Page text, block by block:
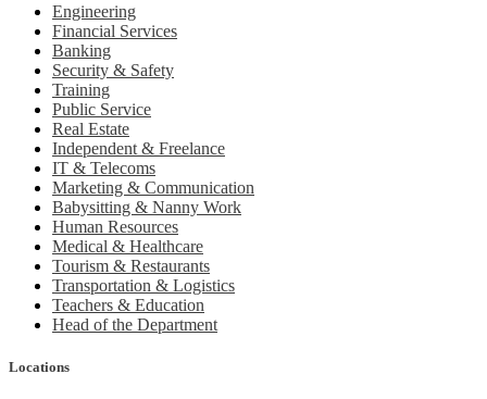
Engineering
Financial Services
Banking
Security & Safety
Training
Public Service
Real Estate
Independent & Freelance
IT & Telecoms
Marketing & Communication
Babysitting & Nanny Work
Human Resources
Medical & Healthcare
Tourism & Restaurants
Transportation & Logistics
Teachers & Education
Head of the Department
Locations